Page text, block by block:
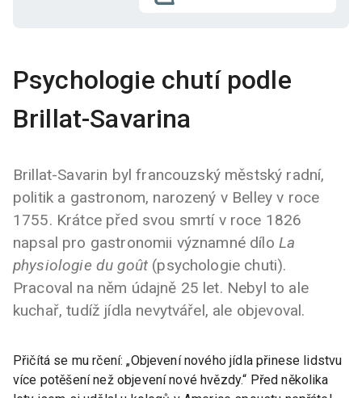
Psychologie chutí podle
Brillat-Savarina
Brillat-Savarin byl francouzský městský radní,
politik a gastronom, narozený v Belley v roce
1755. Krátce před svou smrtí v roce 1826
napsal pro gastronomii významné dílo La
physiologie du goût (psychologie chuti).
Pracoval na něm údajně 25 let. Nebyl to ale
kuchař, tudíž jídla nevytvářel, ale objevoval.
Přičítá se mu rčení: „Objevení nového jídla přinese lidstvu
více potěšení než objevení nové hvězdy.“ Před několika